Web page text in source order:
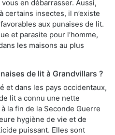
en débarrasser. Aussi,
certains insectes, il n’existe
aux punaises de lit.
et parasite pour l’homme,
les maisons au plus
de lit à Grandvillars ?
et dans les pays occidentaux,
lit a connu une nette
la fin de la Seconde Guerre
hygiène de vie et de
puissant. Elles sont